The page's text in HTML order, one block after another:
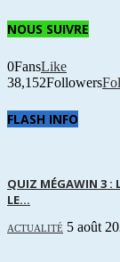
NOUS SUIVRE
0FansLike
38,152Followers
FLASH INFO
QUIZ MÉGAWIN 3 :
LE...
ACTUALITÉ 5 août